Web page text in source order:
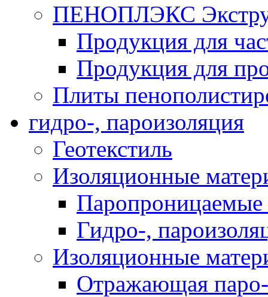
ПЕНОПЛЭКС
Продукция для
Продукция для
Плиты
гидро-, пароизоляция
Геотекстиль
Изоляционные
Гидро-,
Изоляционные
Отражающая